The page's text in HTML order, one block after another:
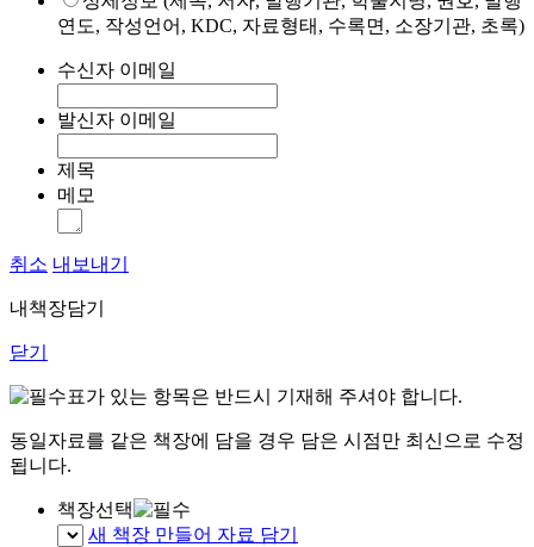
연도, 작성언어, KDC, 자료형태, 수록면, 소장기관, 초록)
수신자 이메일
발신자 이메일
제목
메모
취소 내보내기
내책장담기
닫기
표가 있는 항목은 반드시 기재해 주셔야 합니다.
동일자료를 같은 책장에 담을 경우 담은 시점만 최신으로 수정
됩니다.
책장선택
새 책장 만들어 자료 담기